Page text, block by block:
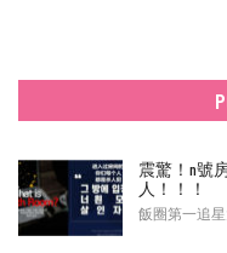
震驚！n號
人！！！
飯圈第一追